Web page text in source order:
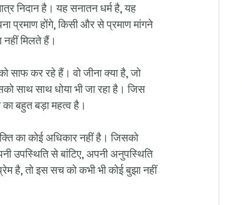
निदान है। यह सनातन धर्म है, यह
प्रमाण होंगे, किसी और से प्रमाण मांगने
मिलते हैं।
साफ कर रहे हैं। वो जीना क्या है, जो
साथ साथ धोया भी जा रहा है। जिस
बहुत बड़ा महत्व है।
का कोई अधिकार नहीं है। जिसको
उपस्थिति से बांटिए, अपनी अनुपस्थिति
है, तो इस सच को कभी भी कोई बुझा नहीं